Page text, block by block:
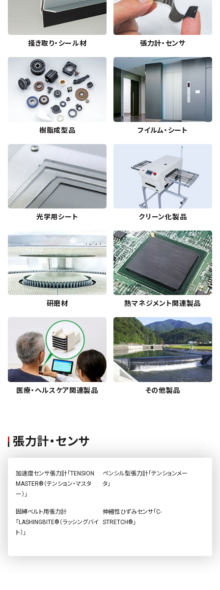
掻き取り・シール材 張力計・センサ
樹脂成型品 フイルム・シート
光学用シート クリーン化製品
研磨材 熱マネジメント関連製品
医療・ヘルスケア関連製品 その他製品
張力計・センサ
加速度センサ張力計「TENSION
MASTER®（テンション・マスタ
ー）」
ペンシル型張力計「テンションメー
タ」
固縛ベルト用張力計
「LASHINGBITE®（ラッシングバイ
ト）」
伸縮性ひずみセンサ「C-
STRETCH®」